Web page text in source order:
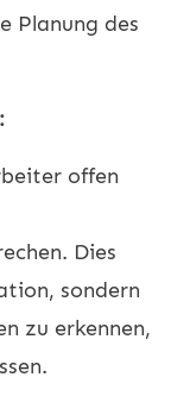
Planung des
offen
Dies
sondern
zu erkennen,